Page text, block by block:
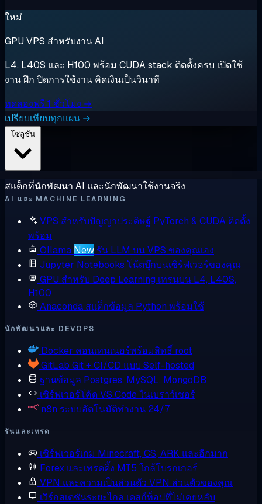
ใหม่
GPU VPS สำหรับงาน AI
L4, L40S และ H100 พร้อม CUDA stack ติดตั้งครบ เปิดใช้
งาน ฝึก ปิดการใช้งาน คิดเงินเป็นวินาที
ทดลองฟรี 1 ชั่วโมง →
เปรียบเทียบทุกแผน →
สแต็กที่นักพัฒนา AI และนักพัฒนาใช้งานจริง
AI และ MACHINE LEARNING
VPS สำหรับปัญญาประดิษฐ์ PyTorch & CUDA ติดตั้ง
พร้อม
Ollama New รัน LLM บน VPS ของคุณเอง
Jupyter Notebooks โน้ตบุ๊กบนเซิร์ฟเวอร์ของคุณ
GPU สำหรับ Deep Learning เทรนบน L4, L40S,
H100
Anaconda สแต็กข้อมูล Python พร้อมใช้
นักพัฒนาและ DEVOPS
Docker คอนเทนเนอร์พร้อมสิทธิ์ root
GitLab Git + CI/CD แบบ Self-hosted
ฐานข้อมูล Postgres, MySQL, MongoDB
เซิร์ฟเวอร์โค้ดVS Code ในเบราว์เซอร์
n8n ระบบอัตโนมัติทำงาน 24/7
รันและเทรด
เซิร์ฟเวอร์เกม Minecraft, CS, ARK และอีกมาก
Forex และเทรดดิ้ง MT5 ใกล้โบรกเกอร์
VPN และความเป็นส่วนตัว VPN ส่วนตัวของคุณ
เวิร์กสเตชันระยะไกล เดสก์ท็อปที่ไม่เคยหลับ